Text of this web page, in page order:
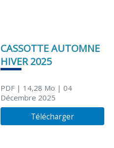
CASSOTTE AUTOMNE
HIVER 2025
PDF| 14,28 Mo | 04
Décembre 2025
Télécharger